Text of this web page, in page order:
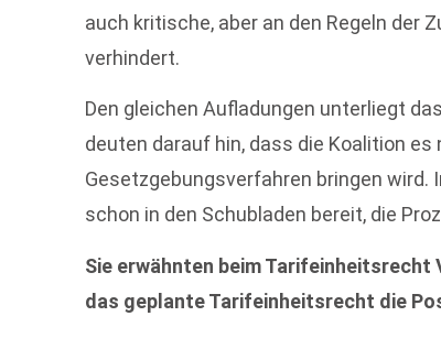
auch kritische, aber an den Regeln der
verhindert.
Den gleichen Aufladungen unterliegt
deuten darauf hin, dass die Koalition
Gesetzgebungsverfahren bringen wird.
schon in den Schubladen bereit, die
Sie erwähnten beim
das geplante Tarifeinheitsrecht die